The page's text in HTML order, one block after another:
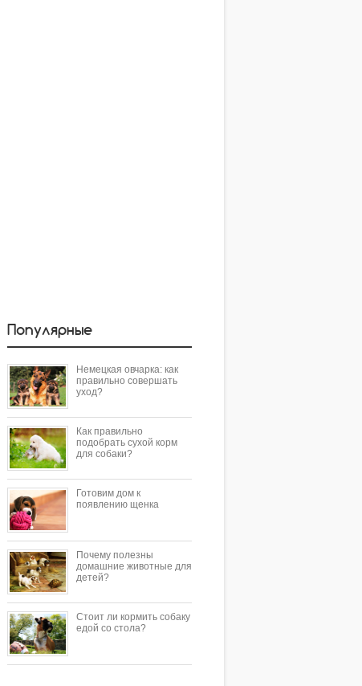
Популярные
Немецкая овчарка: как
правильно совершать
уход?
Как правильно
подобрать сухой корм
для собаки?
Готовим дом к
появлению щенка
Почему полезны
домашние животные для
детей?
Стоит ли кормить собаку
едой со стола?